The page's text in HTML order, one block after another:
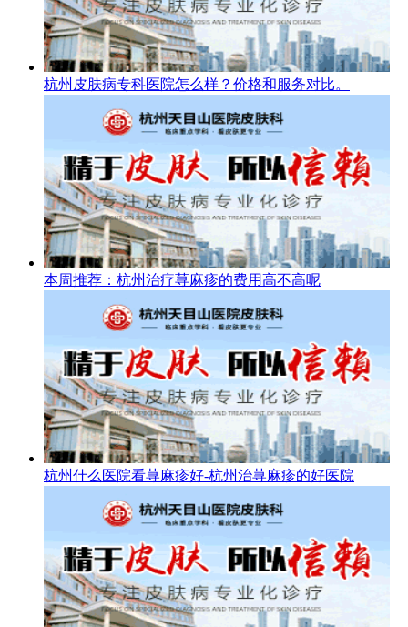
杭州皮肤病专科医院怎么样？价格和服务对比。
本周推荐：杭州治疗荨麻疹的费用高不高呢
杭州什么医院看荨麻疹好-杭州治荨麻疹的好医院